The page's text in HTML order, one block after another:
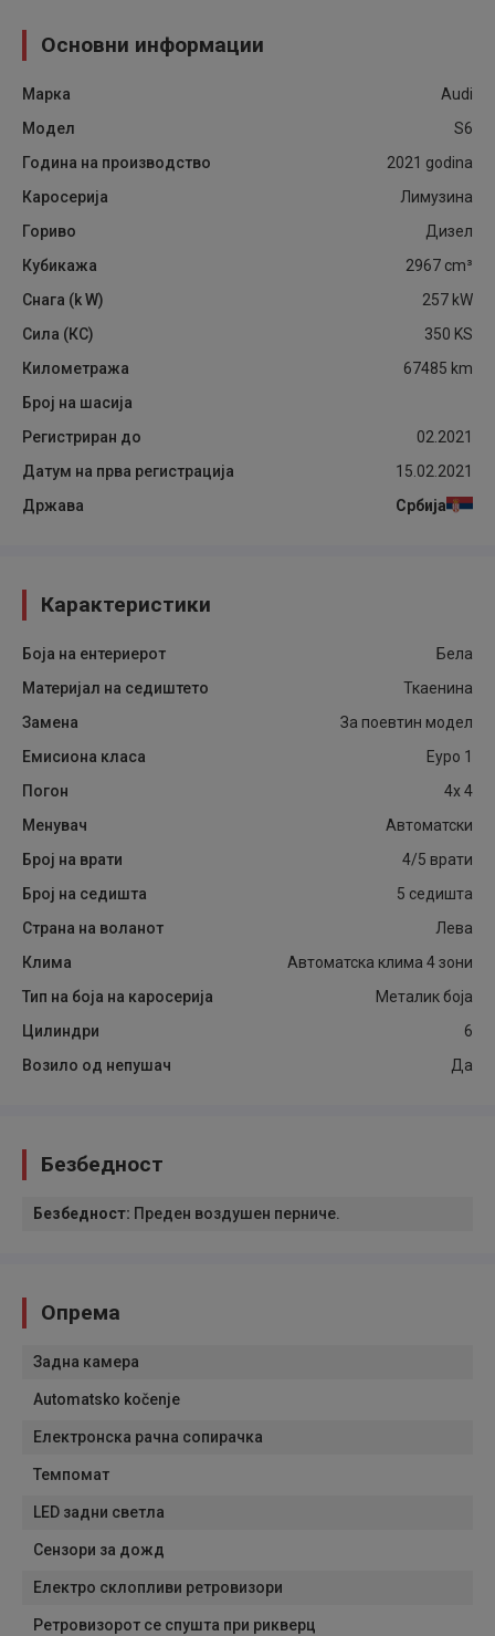
Основни информации
Марка
Audi
Модел
S6
Година на производство
2021 godina
Каросерија
Лимузина
Гориво
Дизел
Кубикажа
2967 cm³
Снага (k W)
257 kW
Сила (КС)
350 KS
Километража
67485 km
Број на шасија
Регистриран до
02.2021
Датум на прва регистрација
15.02.2021
Држава
Србија
Карактеристики
Боја на ентериерот
Бела
Материјал на седиштето
Ткаенина
Замена
За поевтин модел
Емисиона класа
Еуро 1
Погон
4x 4
Менувач
Автоматски
Број на врати
4/5 врати
Број на седишта
5 седишта
Страна на воланот
Лева
Клима
Автоматска клима 4 зони
Тип на боја на каросерија
Металик боја
Цилиндри
6
Возило од непушач
Да
Безбедност
Безбедност: Преден воздушен перниче.
Опрема
Задна камера
Automatsko kočenje
Електронска рачна сопирачка
Темпомат
LED задни светла
Сензори за дожд
Електро склопливи ретровизори
Ретровизорот се спушта при рикверц